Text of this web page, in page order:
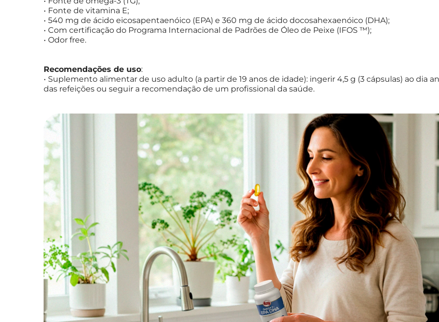
• Fonte de vitamina E;
• 540 mg de ácido eicosapentaenóico (EPA) e 360 mg de ácido docosahexaenóico (DHA);
• Com certificação do Programa Internacional de Padrões de Óleo de Peixe (IFOS ™);
• Odor free.
Recomendações de uso:
• Suplemento alimentar de uso adulto (a partir de 19 anos de idade): ingerir 4,5 g (3 cápsulas) ao dia
das refeições ou seguir a recomendação de um profissional da saúde.